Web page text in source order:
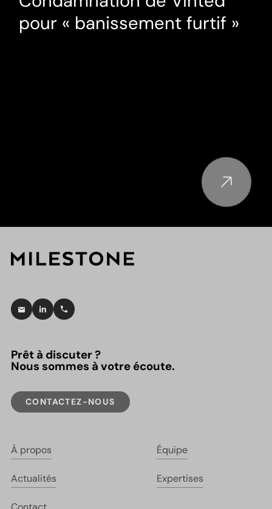
pour « banissement furtif »
Prêt à discuter ?
Nous sommes à votre écoute.
CONTACTEZ-NOUS
À propos Équipe
Actualités Expertises